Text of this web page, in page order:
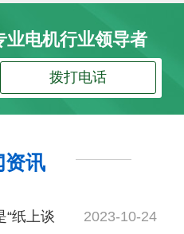
业电机行业领导者
拨打电话
资讯
“纸上谈 2023-10-24